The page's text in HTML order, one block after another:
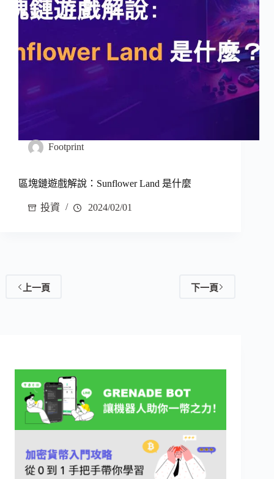
Footprint
區塊鏈遊戲解說：Sunflower Land 是什麼
投資 2024/02/01
上一頁 下一頁